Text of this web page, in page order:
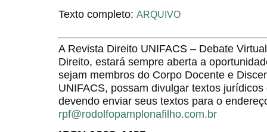
Texto completo: ARQUIVO
A Revista Direito UNIFACS – Debate
Direito, estará sempre aberta a
sejam membros do Corpo Docente e
UNIFACS, possam divulgar textos
devendo enviar seus textos para o
rpf@rodolfopamplonafilho.com.br